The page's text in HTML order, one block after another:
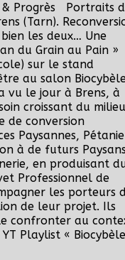
& Progrès Portraits
(Tarn).
les deux… Une
du Grain au Pain »
sur le stand
au salon
vu le jour à Brens, à
croissant du milieu
de conversion
Paysannes,
à de futurs
en produisant
Professionnel de
les porteurs
de leur projet. Ils
confronter au
Playlist «